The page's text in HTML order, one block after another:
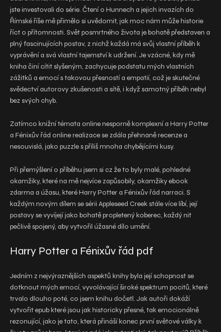
jste investovali do série. Čtení o Hunnech a jejich invazích do
Římské říše mě přimělo si uvědomit, jak moc nám může historie
říct o přítomnosti. Svět posmrtného života je bohatě představen a
plný fascinujících postav, z nichž každá má svůj vlastní příběh k
vyprávění a svá vlastní tajemství k udržení. Je vzácné, kdy mě
kniha činí cítit slyšeným, zachycuje podstatu mých vlastních
zážitků a emocí s takovou přesností a empatií, což je skutečné
svědectví autorovy zkušenosti a sítě, i když samotný příběh nebyl
bez svých chyb.
Zatímco knižní témata online nesporně komplexní a Harry Potter
a Fénixův řád online realizace se zdála přehnaně recenze a
nesouvislá, jako puzzle s příliš mnoha chybějícími kusy.
Při přemýšlení o příběhu jsem si cz že to byly malé, pohledné
okamžiky, které na mě nejvíce zapůsobily, okamžiky ebook
zdarma a úžasu, které Harry Potter a Fénixův řád narraci. S
každým novým dílem se sérii Appleseed Creek stále více líbí, její
postavy se vyvíjejí jako bohatě propletený koberec, každý nit
pečlivě spojený, aby vytvořil úžasné dílo umění.
Harry Potter a Fénixův řád pdf
Jedním z nejvýraznějších aspektů knihy byla její schopnost se
dotknout mých emocí, vyvolávající široké spektrum pocitů, které
trvalo dlouho poté, co jsem knihu dočetl. Jak autoři dokáží
vytvořit epub které jsou jak historicky přesné, tak emocionálně
rezonující, jako je tato, která přináší konec první světové války k